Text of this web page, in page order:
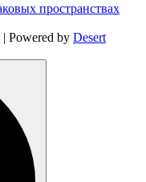
Powered by Desert